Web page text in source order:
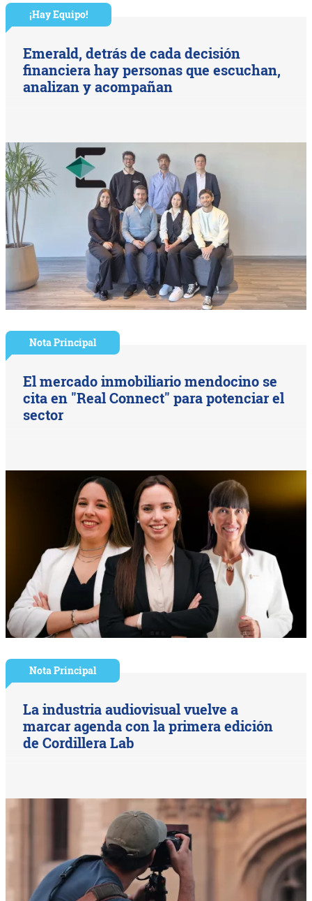
¡Hay Equipo!
Emerald, detrás de cada decisión
financiera hay personas que escuchan,
analizan y acompañan
Nota Principal
El mercado inmobiliario mendocino se
cita en "Real Connect" para potenciar el
sector
Nota Principal
La industria audiovisual vuelve a
marcar agenda con la primera edición
de Cordillera Lab